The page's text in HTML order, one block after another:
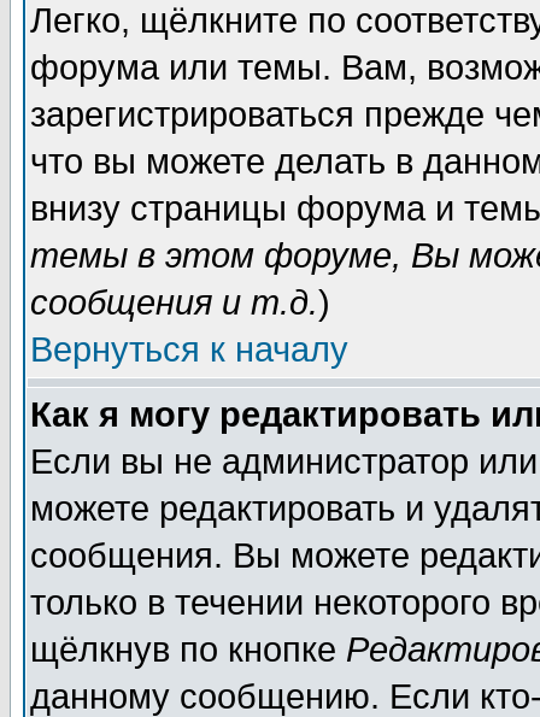
Легко, щёлкните по
форума или темы. Вам,
зарегистрироваться прежде
что вы можете делать в
внизу страницы форума и
темы в этом форуме, Вы
сообщения и т.д.)
Вернуться к началу
Как я могу редактировать
Если вы не администратор
можете редактировать и
сообщения. Вы можете
только в течении некоторого
щёлкнув по кнопке
данному сообщению. Если